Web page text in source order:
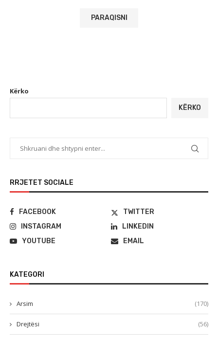
Kërko
KËRKO
RRJETET SOCIALE
FACEBOOK
TWITTER
INSTAGRAM
LINKEDIN
YOUTUBE
EMAIL
KATEGORI
Arsim (170)
Drejtësi (56)